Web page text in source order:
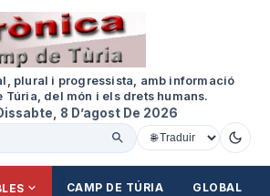
plural i progressista, amb informació
Túria, del món i els drets humans.
8 D’agost De 2026
CAMP DE TÚRIA GLOBAL